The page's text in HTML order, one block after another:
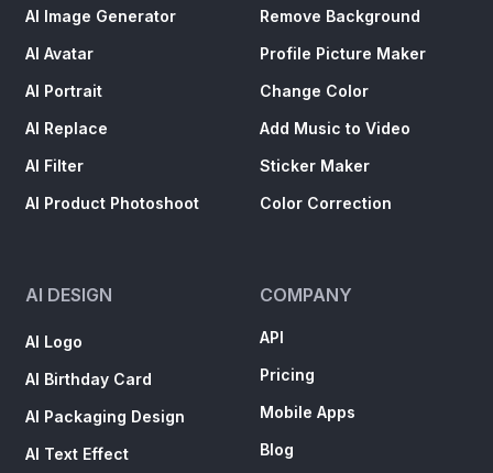
AI Image Generator
AI Avatar
AI Portrait
AI Replace
AI Filter
AI Product Photoshoot
Remove Background
Profile Picture Maker
Change Color
Add Music to Video
Sticker Maker
Color Correction
AI DESIGN
AI Logo
AI Birthday Card
AI Packaging Design
AI Text Effect
COMPANY
API
Pricing
Mobile Apps
Blog